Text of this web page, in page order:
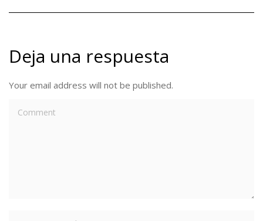
Deja una respuesta
Your email address will not be published.